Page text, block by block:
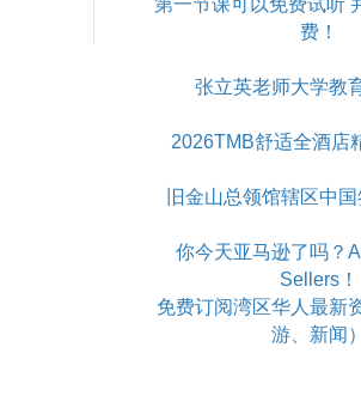
第一节课可以免费试听
费！
张立英老师大学教
2026TMB舒适全酒店
旧金山总领馆辖区中
你今天亚马逊了吗？
Sellers！
免费订阅湾区华人最新
游、新闻）